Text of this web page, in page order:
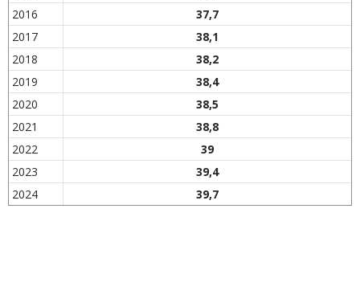
2016
37,7
2017
38,1
2018
38,2
2019
38,4
2020
38,5
2021
38,8
2022
39
2023
39,4
2024
39,7